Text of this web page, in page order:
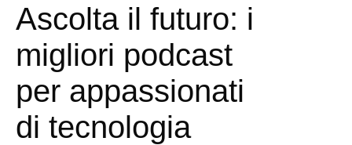
Ascolta il futuro: i
migliori podcast
per appassionati
di tecnologia